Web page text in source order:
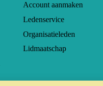
Account aanmaken
Ledenservice
Organisatieleden
Lidmaatschap